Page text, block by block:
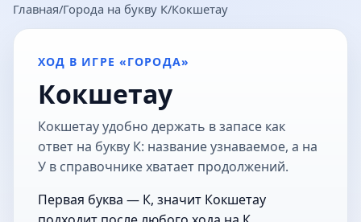
Главная Города на букву К Кокшетау
ХОД В ИГРЕ «ГОРОДА»
Кокшетау
Кокшетау удобно держать в запасе как
ответ на букву К: название узнаваемое, а на
У в справочнике хватает продолжений.
Первая буква — К, значит Кокшетау